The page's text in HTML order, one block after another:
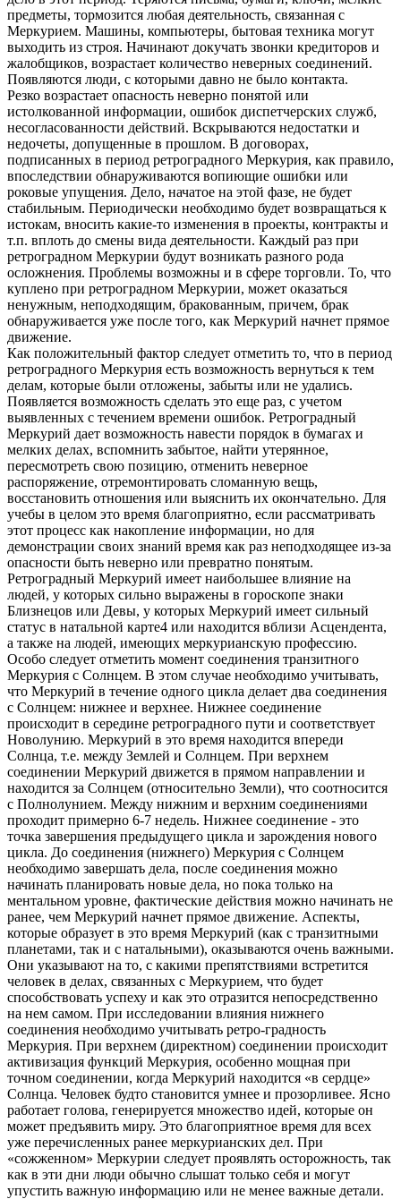
предметы, тормозится любая деятельность, связанная с
Меркурием. Машины, компьютеры, бытовая техника могут
выходить из строя. Начинают докучать звонки кредиторов и
жалобщиков, возрастает количество неверных соединений.
Появляются люди, с которыми давно не было контакта.
Резко возрастает опасность неверно понятой или
истолкованной информации, ошибок диспетчерских служб,
несогласованности действий. Вскрываются недостатки и
недочеты, допущенные в прошлом. В договорах,
подписанных в период ретроградного Меркурия, как правило,
впоследствии обнаруживаются вопиющие ошибки или
роковые упущения. Дело, начатое на этой фазе, не будет
стабильным. Периодически необходимо будет возвращаться к
истокам, вносить какие-то изменения в проекты, контракты и
т.п. вплоть до смены вида деятельности. Каждый раз при
ретроградном Меркурии будут возникать разного рода
осложнения. Проблемы возможны и в сфере торговли. То, что
куплено при ретроградном Меркурии, может оказаться
ненужным, неподходящим, бракованным, причем, брак
обнаруживается уже после того, как Меркурий начнет прямое
движение.
Как положительный фактор следует отметить то, что в период
ретроградного Меркурия есть возможность вернуться к тем
делам, которые были отложены, забыты или не удались.
Появляется возможность сделать это еще раз, с учетом
выявленных с течением времени ошибок. Ретроградный
Меркурий дает возможность навести порядок в бумагах и
мелких делах, вспомнить забытое, найти утерянное,
пересмотреть свою позицию, отменить неверное
распоряжение, отремонтировать сломанную вещь,
восстановить отношения или выяснить их окончательно. Для
учебы в целом это время благоприятно, если рассматривать
этот процесс как накопление информации, но для
демонстрации своих знаний время как раз неподходящее из-за
опасности быть неверно или превратно понятым.
Ретроградный Меркурий имеет наибольшее влияние на
людей, у которых сильно выражены в гороскопе знаки
Близнецов или Девы, у которых Меркурий имеет сильный
статус в натальной карте4 или находится вблизи Асцендента,
а также на людей, имеющих меркурианскую профессию.
Особо следует отметить момент соединения транзитного
Меркурия с Солнцем. В этом случае необходимо учитывать,
что Меркурий в течение одного цикла делает два соединения
с Солнцем: нижнее и верхнее. Нижнее соединение
происходит в середине ретроградного пути и соответствует
Новолунию. Меркурий в это время находится впереди
Солнца, т.е. между Землей и Солнцем. При верхнем
соединении Меркурий движется в прямом направлении и
находится за Солнцем (относительно Земли), что соотносится
с Полнолунием. Между нижним и верхним соединениями
проходит примерно 6-7 недель. Нижнее соединение - это
точка завершения предыдущего цикла и зарождения нового
цикла. До соединения (нижнего) Меркурия с Солнцем
необходимо завершать дела, после соединения можно
начинать планировать новые дела, но пока только на
ментальном уровне, фактические действия можно начинать не
ранее, чем Меркурий начнет прямое движение. Аспекты,
которые образует в это время Меркурий (как с транзитными
планетами, так и с натальными), оказываются очень важными.
Они указывают на то, с какими препятствиями встретится
человек в делах, связанных с Меркурием, что будет
способствовать успеху и как это отразится непосредственно
на нем самом. При исследовании влияния нижнего
соединения необходимо учитывать ретро-градность
Меркурия. При верхнем (директном) соединении происходит
активизация функций Меркурия, особенно мощная при
точном соединении, когда Меркурий находится «в сердце»
Солнца. Человек будто становится умнее и прозорливее. Ясно
работает голова, генерируется множество идей, которые он
может предъявить миру. Это благоприятное время для всех
уже перечисленных ранее меркурианских дел. При
«сожженном» Меркурии следует проявлять осторожность, так
как в эти дни люди обычно слышат только себя и могут
упустить важную информацию или не менее важные детали.